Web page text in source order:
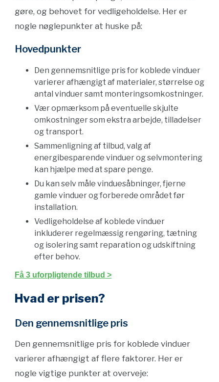
gøre, og behovet for vedligeholdelse. Her er
nogle nøglepunkter at huske på:
Hovedpunkter
Den gennemsnitlige pris for koblede vinduer
varierer afhængigt af materialer, størrelse og
antal vinduer samt monteringsomkostninger.
Vær opmærksom på eventuelle skjulte
omkostninger som ekstra arbejde, tilladelser
og transport.
Sammenligning af tilbud, valg af
energibesparende vinduer og selvmontering
kan hjælpe med at spare penge.
Du kan selv måle vinduesåbninger, fjerne
gamle vinduer og forberede området før
installation.
Vedligeholdelse af koblede vinduer
inkluderer regelmæssig rengøring, tætning
og isolering samt reparation og udskiftning
efter behov.
Få 3 uforpligtende tilbud >
Hvad er prisen?
Den gennemsnitlige pris
Den gennemsnitlige pris for koblede vinduer
varierer afhængigt af flere faktorer. Her er
nogle vigtige punkter at overveje: